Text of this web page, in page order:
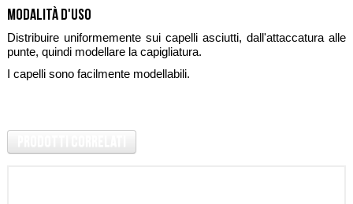
Modalità d'uso
Distribuire uniformemente sui capelli asciutti, dall'attaccatura alle
punte, quindi modellare la capigliatura.
I capelli sono facilmente modellabili.